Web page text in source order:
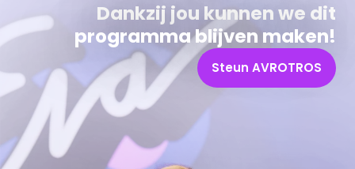
Dankzij jou kunnen we dit
programma blijven maken!
Steun AVROTROS